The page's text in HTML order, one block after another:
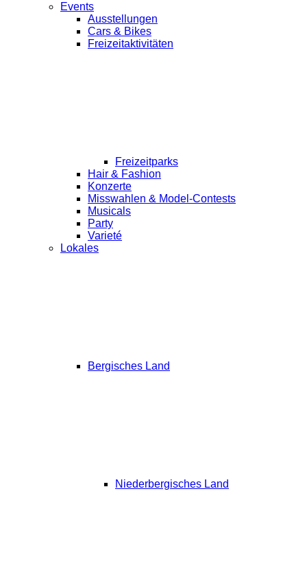
Events
Ausstellungen
Cars & Bikes
Freizeitaktivitäten
Freizeitparks
Hair & Fashion
Konzerte
Misswahlen & Model-Contests
Musicals
Party
Varieté
Lokales
Bergisches Land
Niederbergisches Land